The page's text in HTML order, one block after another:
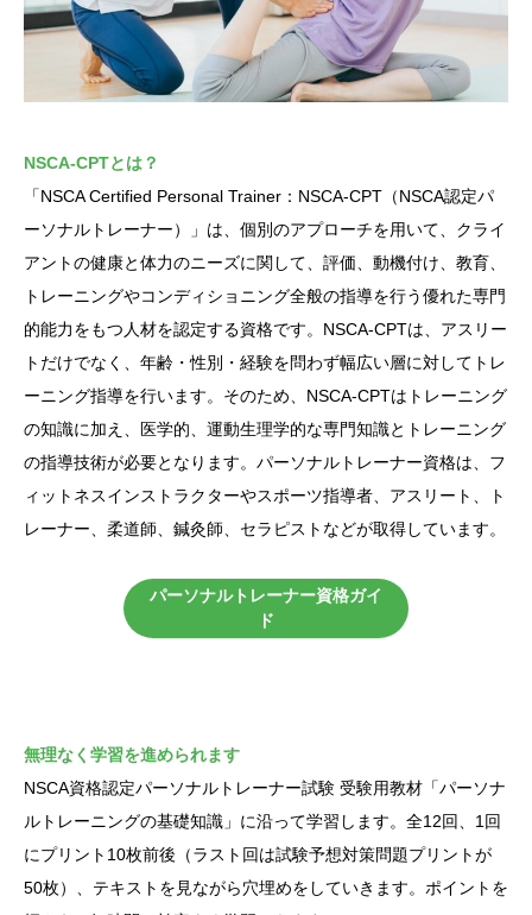
NSCA-CPTとは？
「NSCA Certified Personal Trainer：NSCA-CPT（NSCA認定パ
ーソナルトレーナー）」は、個別のアプローチを用いて、クライ
アントの健康と体力のニーズに関して、評価、動機付け、教育、
トレーニングやコンディショニング全般の指導を行う優れた専門
的能力をもつ人材を認定する資格です。NSCA-CPTは、アスリー
トだけでなく、年齢・性別・経験を問わず幅広い層に対してトレ
ーニング指導を行います。そのため、NSCA-CPTはトレーニング
の知識に加え、医学的、運動生理学的な専門知識とトレーニング
の指導技術が必要となります。パーソナルトレーナー資格は、フ
ィットネスインストラクターやスポーツ指導者、アスリート、ト
レーナー、柔道師、鍼灸師、セラピストなどが取得しています。
パーソナルトレーナー資格ガイ
ド
無理なく学習を進められます
NSCA資格認定パーソナルトレーナー試験 受験用教材「パーソナ
ルトレーニングの基礎知識」に沿って学習します。全12回、1回
にプリント10枚前後（ラスト回は試験予想対策問題プリントが
50枚）、テキストを見ながら穴埋めをしていきます。ポイントを